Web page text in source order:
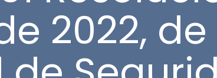
2022,